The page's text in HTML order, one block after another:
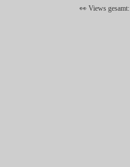
👀 Views gesamt: